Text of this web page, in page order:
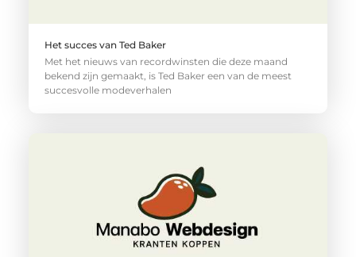
Het succes van Ted Baker
Met het nieuws van recordwinsten die deze maand
bekend zijn gemaakt, is Ted Baker een van de meest
succesvolle modeverhalen